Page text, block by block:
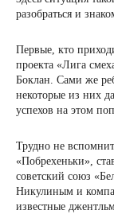
разобраться и
Первые, кто
проекта «Лига
Боклан. Сами же
некоторые из них
успехов на этом
Трудно не
«Побрехеньки»,
советский союз
Никулиным и
известные